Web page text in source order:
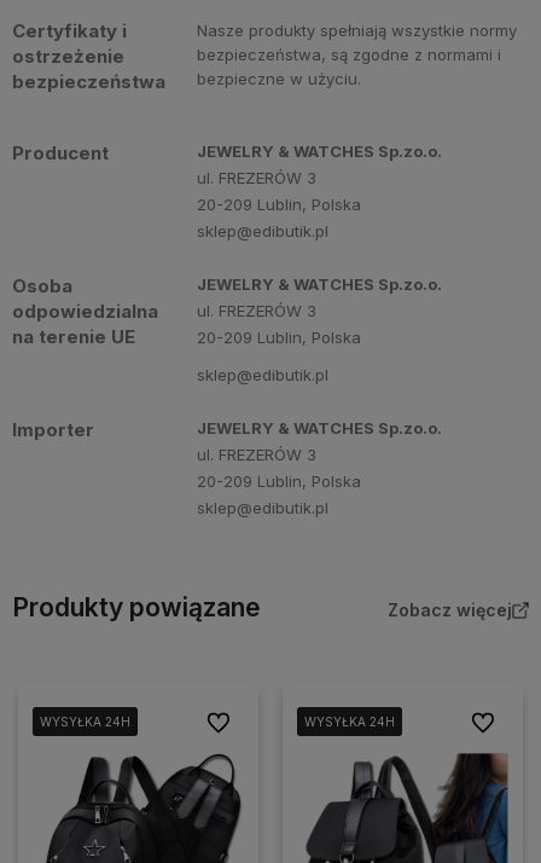
Certyfikaty i
ostrzeżenie
bezpieczeństwa
Nasze produkty spełniają wszystkie normy
bezpieczeństwa, są zgodne z normami i
bezpieczne w użyciu.
Producent
JEWELRY & WATCHES Sp.zo.o.
ul. FREZERÓW 3
20-209 Lublin, Polska
sklep@edibutik.pl
Osoba
odpowiedzialna
na terenie UE
JEWELRY & WATCHES Sp.zo.o.
ul. FREZERÓW 3
20-209 Lublin, Polska
sklep@edibutik.pl
Importer
JEWELRY & WATCHES Sp.zo.o.
ul. FREZERÓW 3
20-209 Lublin, Polska
sklep@edibutik.pl
Produkty powiązane Zobacz więcej
WYSYŁKA 24H
WYSYŁKA 24H
WYSYŁKA 24H
WYSYŁKA 24H Do ulubionychWYSYŁKA 24H
WYSYŁKA 24H
WYSYŁKA 24H
WYSYŁKA 24H Do